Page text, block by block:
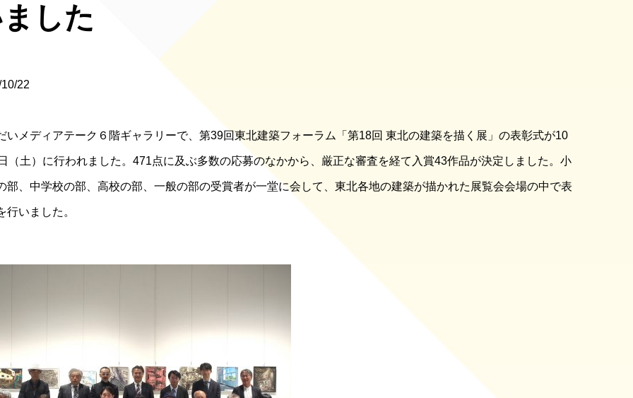
した
22
いメディアテーク６階ギャラリーで、第39回東北建築フォーラム「第18回 東北の建築を描く展」の表彰式が10
（土）に行われました。471点に及ぶ多数の応募のなかから、厳正な審査を経て入賞43作品が決定しました。小
部、中学校の部、高校の部、一般の部の受賞者が一堂に会して、東北各地の建築が描かれた展覧会会場の中で表
行いました。